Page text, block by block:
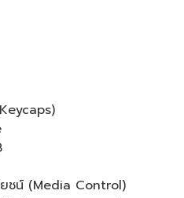
ยชน์ (Media Control)